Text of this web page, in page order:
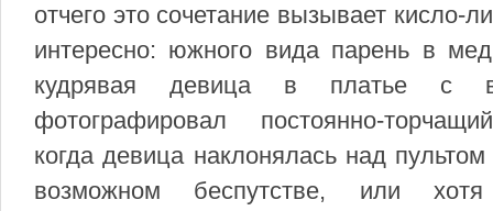
отчего это сочетание вызывает
интересно: южного вида парень в
кудрявая девица в платье с
фотографировал постоянно-
когда девица наклонялась над
возможном беспутстве, или